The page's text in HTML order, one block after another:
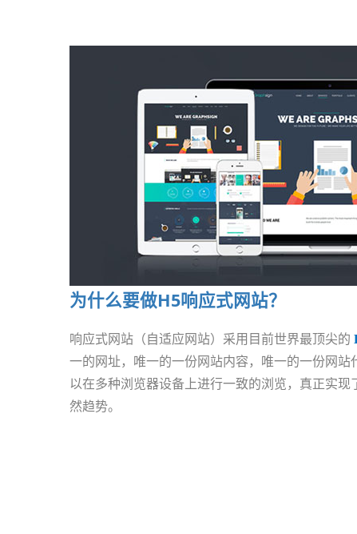
为什么要做H5响应式网站？
响应式网站（自适应网站）采用目前世界最顶尖的
一的网址，唯一的一份网站内容，唯一的一份网站
以在多种浏览器设备上进行一致的浏览，真正实
然趋势。